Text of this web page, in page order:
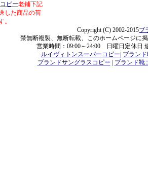
ピー老鋪下記
した商品の荷
。
Copyright (C) 2002-2015ブ
禁無断複製、無断転載、このホームページに
営業時間：09:00～24:00 日曜日定休日
ルイヴィトンスーパーコピー ブラン
ブランドサングラスコピー
ブランド靴